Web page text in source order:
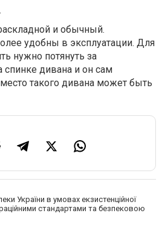
и обычный.
удобны в эксплуатации. Для
нужно потянуть за
дивана и он сам
такого дивана может быть
України в умовах екзистенційної
стандартами та безпековою